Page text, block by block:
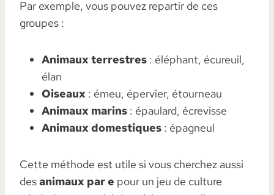
Par exemple, vous pouvez repartir de ces
groupes :
Animaux terrestres : éléphant, écureuil,
élan
Oiseaux : émeu, épervier, étourneau
Animaux marins : épaulard, écrevisse
Animaux domestiques : épagneul
Cette méthode est utile si vous cherchez aussi
desanimaux par e pour un jeu de culture